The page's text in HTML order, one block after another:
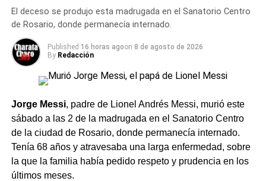
no olvidó:«No te olvides nunca de que vos tenés dos
El encargado también relató un episodio del allanamiento
al departamento de losKirchnerque expone, según su
versión, la presión que ejercía Bonadio. Contó que
escuchó al jefe policial informarle al juez que el
procedimiento había terminado sin resultados: «Señor
Bonadio, el allanamiento se da por terminado, no hay
nada». Y que del otro lado del teléfono escuchó la
respuesta del magistrado:«No. Hasta que no
encuentren algo se quedan hasta mañana».
El deceso se produjo esta madrugada en el Sanatorio Centro
de Rosario, donde permanecía internado.
Published 16 horas agoon 8 de agosto de 2026
By Redacción
Jorge Messi, padre de Lionel Andrés Messi, murió este
sábado a las 2 de la madrugada en el Sanatorio Centro
de la ciudad de Rosario, donde permanecía internado.
Tenía 68 años y atravesaba una larga enfermedad, sobre
la que la familia había pedido respeto y prudencia en los
últimos meses.